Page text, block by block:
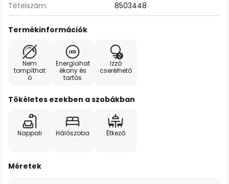
Tételszám:
8503448
Termékinformációk
Nem
tompíthat
ó
Energiahat
ékony és
tartós
Izzó
cserélhető
Tökéletes ezekben a szobákban
Nappali Hálószoba Étkező
Méretek